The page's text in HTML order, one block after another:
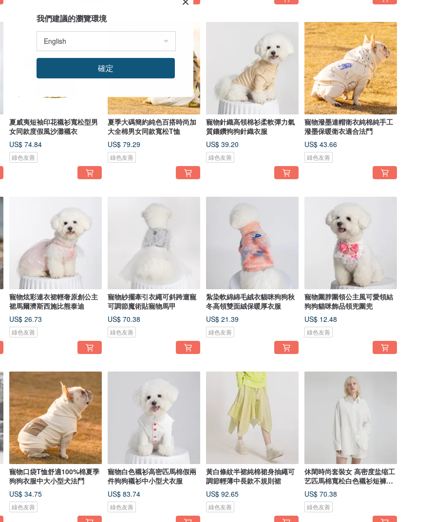
夏威夷短袖印花襯衫寬松型男
女同款度假風沙灘襯衣
US$ 74.84
綠色友善
夏季大碼簡約純色百搭時尚加
大全棉男女同款寬松T恤
US$ 79.29
綠色友善
寵物針織高領棉衫柔軟彈力氣
質鑲鑽狗狗針織衣服
US$ 39.20
綠色友善
寵物潑墨連帽衛衣純棉純手工
潑墨保暖衛衣適合法鬥
US$ 43.66
綠色友善
寵物炫彩連衣裙輕奢原創公主
裙馬爾濟斯西施比熊泰迪
US$ 26.73
綠色友善
寵物紗擺牽引衣繩可斜跨遛寵
可調節魔術貼寵物馬甲
US$ 70.38
綠色友善
紮染軟綿綿毛絨衣貓咪狗狗秋
冬高領雙面絨保暖厚衣服
US$ 21.39
綠色友善
寵物圍脖圍領公主風可愛領結
狗狗貓咪飾品領兜圍兜
US$ 12.48
綠色友善
寵物口袋T恤舒適100%棉夏季
狗狗衣服中大小型犬法鬥
US$ 34.75
綠色友善
寵物白色襯衫高密匹馬棉假兩
件狗狗襯衫中小型犬衣服
US$ 83.74
綠色友善
黃白條紋半裙純棉裙身抽繩可
調節輕薄中長款不規則裙
US$ 92.65
綠色友善
休閑時尚套裝女 高密度盐缩工
艺匹馬棉寬松白色襯衫短褲兩
件套
US$ 70.38
綠色友善
我們建議的瀏覽環境
確定